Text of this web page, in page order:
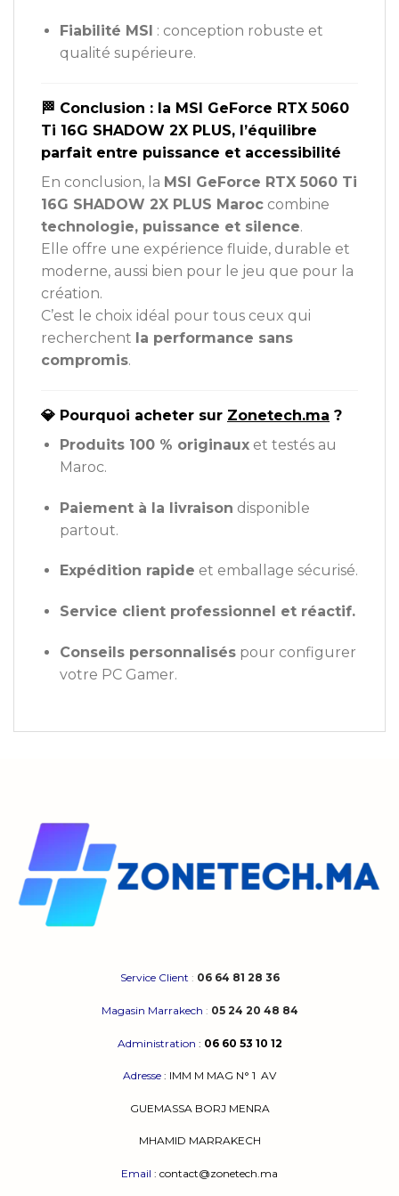
Fiabilité MSI : conception robuste et
qualité supérieure.
🏁 Conclusion : la MSI GeForce RTX 5060
Ti 16G SHADOW 2X PLUS, l’équilibre
parfait entre puissance et accessibilité
En conclusion, la MSI GeForce RTX 5060 Ti
16G SHADOW 2X PLUS Maroc combine
technologie, puissance et silence.
Elle offre une expérience fluide, durable et
moderne, aussi bien pour le jeu que pour la
création.
C’est le choix idéal pour tous ceux qui
recherchent la performance sans
compromis.
💎 Pourquoi acheter sur Zonetech.ma ?
Produits 100 % originauxet testés au
Maroc.
Paiement à la livraison disponible
partout.
Expédition rapide et emballage sécurisé.
Service client professionnel et réactif.
Conseils personnaliséspour configurer
votre PC Gamer.
Service Client : 06 64 81 28 36
Magasin Marrakech : 05 24 20 48 84
Administration : 06 60 53 10 12
Adresse : IMM M MAG N° 1 AV
GUEMASSA BORJ MENRA
MHAMID MARRAKECH
Email : contact@zonetech.ma